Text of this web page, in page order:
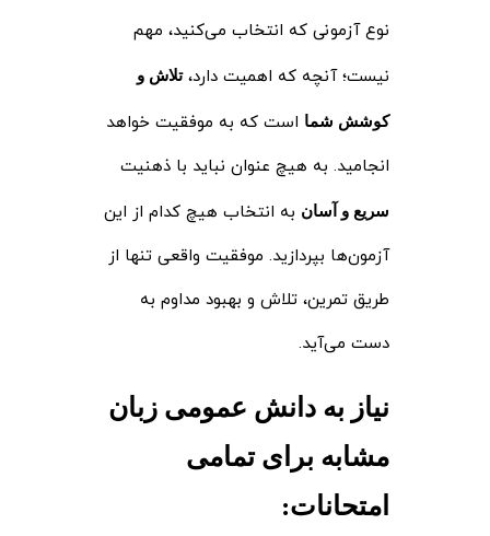
نوع آزمونی که انتخاب می‌کنید، مهم
نیست؛ آنچه که اهمیت دارد،تلاش و
کوشش شما است که به موفقیت خواهد
انجامید. به هیچ عنوان نباید با ذهنیت
سریع و آسان به انتخاب هیچ کدام از این
آزمون‌ها بپردازید. موفقیت واقعی تنها از
طریق تمرین، تلاش و بهبود مداوم به
دست می‌آید.
نیاز به دانش عمومی زبان
مشابه برای تمامی
امتحانات: